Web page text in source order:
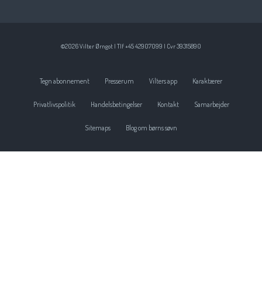
©2026 Vilter Ørngot | Tlf +45 42907099 | Cvr 39315890
Tegn abonnement Presserum Vilters app Karaktærer
Privatlivspolitik Handelsbetingelser Kontakt Samarbejder
Sitemaps Blog om børns søvn